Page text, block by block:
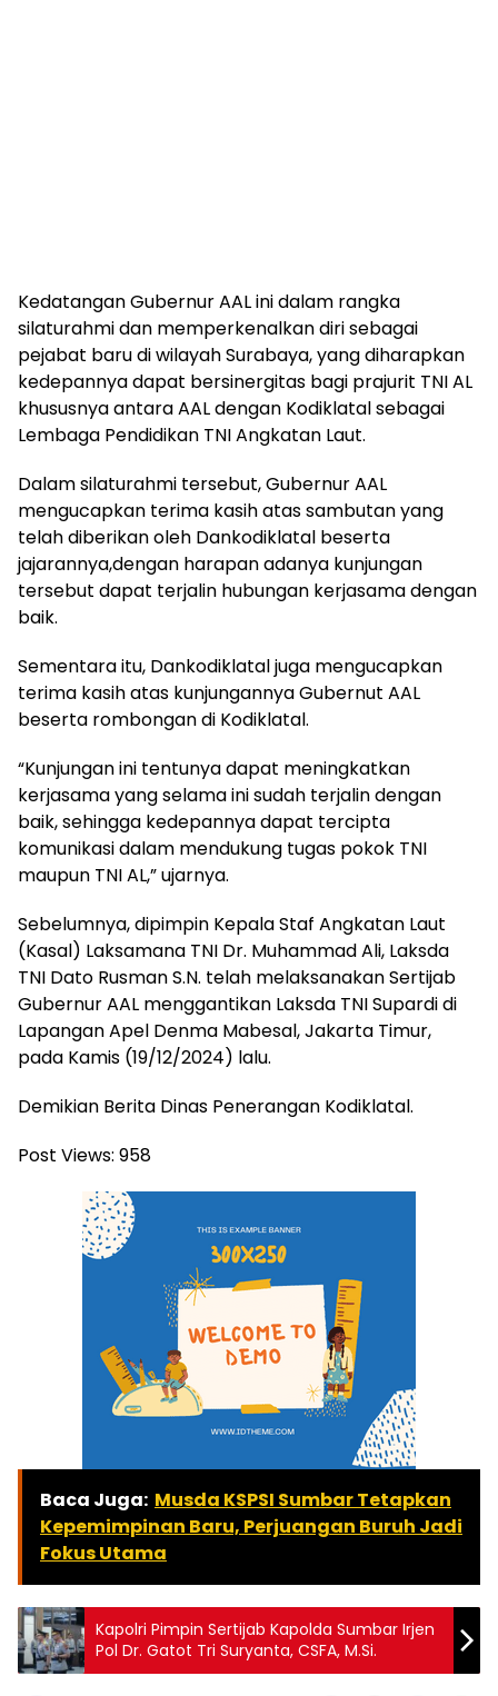
Kedatangan Gubernur AAL ini dalam rangka
silaturahmi dan memperkenalkan diri sebagai
pejabat baru di wilayah Surabaya, yang diharapkan
kedepannya dapat bersinergitas bagi prajurit TNI AL
khususnya antara AAL dengan Kodiklatal sebagai
Lembaga Pendidikan TNI Angkatan Laut.
Dalam silaturahmi tersebut, Gubernur AAL
mengucapkan terima kasih atas sambutan yang
telah diberikan oleh Dankodiklatal beserta
jajarannya,dengan harapan adanya kunjungan
tersebut dapat terjalin hubungan kerjasama dengan
baik.
Sementara itu, Dankodiklatal juga mengucapkan
terima kasih atas kunjungannya Gubernut AAL
beserta rombongan di Kodiklatal.
“Kunjungan ini tentunya dapat meningkatkan
kerjasama yang selama ini sudah terjalin dengan
baik, sehingga kedepannya dapat tercipta
komunikasi dalam mendukung tugas pokok TNI
maupun TNI AL,” ujarnya.
Sebelumnya, dipimpin Kepala Staf Angkatan Laut
(Kasal) Laksamana TNI Dr. Muhammad Ali, Laksda
TNI Dato Rusman S.N. telah melaksanakan Sertijab
Gubernur AAL menggantikan Laksda TNI Supardi di
Lapangan Apel Denma Mabesal, Jakarta Timur,
pada Kamis (19/12/2024) lalu.
Demikian Berita Dinas Penerangan Kodiklatal.
Post Views: 958
Baca Juga: Musda KSPSI Sumbar Tetapkan
Kepemimpinan Baru, Perjuangan Buruh Jadi
Fokus Utama
Kapolri Pimpin Sertijab Kapolda Sumbar Irjen
Pol Dr. Gatot Tri Suryanta, CSFA, M.Si.